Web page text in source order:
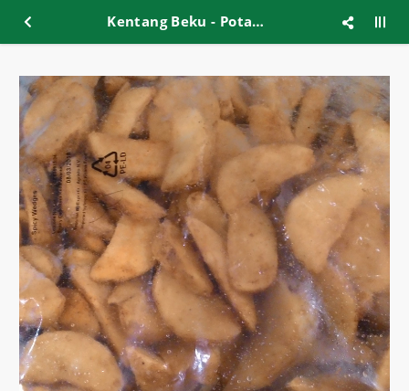
Kentang Beku - Potato Wedges